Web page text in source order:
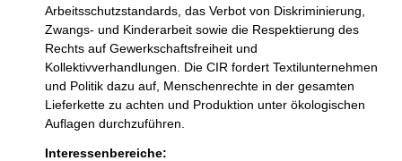
Arbeitsschutzstandards, das Verbot von Diskriminierung,
Zwangs- und Kinderarbeit sowie die Respektierung des
Rechts auf Gewerkschaftsfreiheit und
Kollektivverhandlungen. Die CIR fordert Textilunternehmen
und Politik dazu auf, Menschenrechte in der gesamten
Lieferkette zu achten und Produktion unter ökologischen
Auflagen durchzuführen.
Interessenbereiche: